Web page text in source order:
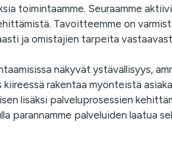
toimintaamme. Seuraamme
Tavoitteemme on
ja omistajien tarpeita
näkyvät ystävällisyys,
rakentaa myönteistä
lisäksi palveluprosessien
parannamme palveluiden laatua